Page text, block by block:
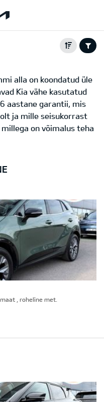
alla on koondatud üle
Kia vähe kasutatud
aastane garantii, mis
ja mille seisukorrast
on võimalus teha
, roheline met.